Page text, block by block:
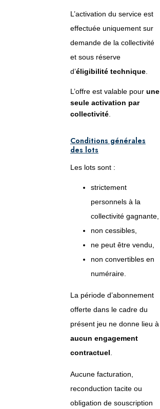
L’activation du service est
effectuée uniquement sur
demande de la collectivité
et sous réserve
d’éligibilité technique.
L’offre est valable pour une
seule activation par
collectivité.
Conditions générales
des lots
Les lots sont :
strictement
personnels à la
collectivité gagnante,
non cessibles,
ne peut être vendu,
non convertibles en
numéraire.
La période d’abonnement
offerte dans le cadre du
présent jeu ne donne lieu à
aucun engagement
contractuel
Aucune facturation,
reconduction tacite ou
obligation de souscription